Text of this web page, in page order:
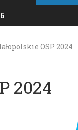
OSP 2024
2024